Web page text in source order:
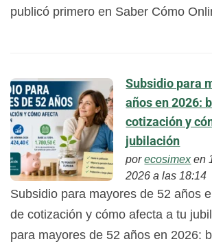
publicó primero en Saber Cómo
Subsidio para
años en 2026:
cotización y
jubilación
porecosimexen
2026 a las 18:14
Subsidio para mayores de 52 años
de cotización y cómo afecta a tu
para mayores de 52 años en 2026: